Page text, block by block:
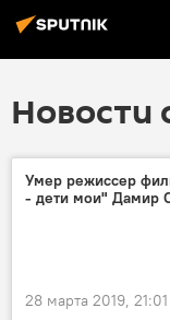
Новости
Умер режиссер
- дети мои" Дамир
28 марта 2019, 21:01